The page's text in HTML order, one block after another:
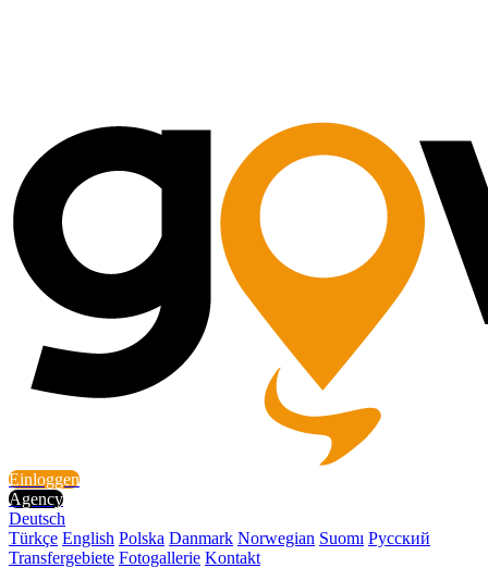
Einloggen
Agency
Deutsch
Türkçe English Polska Danmark Norwegian Suomı Русский
Transfergebiete Fotogallerie Kontakt